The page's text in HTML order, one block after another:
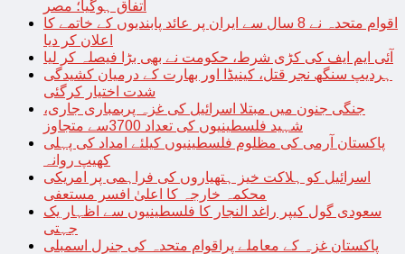
اتفاق ہوگیا؛ مصر
اقوام متحدہ نے 8 سال سے ایران پر عائد پابندیوں کے خاتمے کا
اعلان کر دیا
آئی ایم ایف کی کڑی شرط، حکومت نے بھی بڑا فیصلہ کر لیا
ہردیپ سنگھ نجر قتل، کینیڈا اور بھارت کے درمیان کشیدگی
شدت اختیار کرگئی
جنگی جنون میں مبتلا اسرائیل کی غزہ پربمباری جاری،
شہید فلسطینیوں کی تعداد 3700سے متجاوز
پاکستان آرمی کی مظلوم فلسطینیوں کیلئے امداد کی پہلی
کھیپ روانہ
اسرائیل کو ہلاکت خیز ہتھیاروں کی فراہمی پر امریکی
محکمہ خارجہ کا اعلیٰ افسر مستعفی
سعودی گول کیپر راغد النجار کا فلسطینیوں سے اظہار یک
جہتی
پاکستان غزہ کے معاملے پراقوام متحدہ کی جنرل اسمبلی